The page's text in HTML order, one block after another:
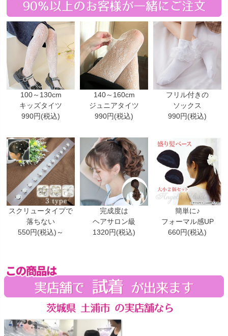
100～130cm
キッズタイツ
990円(税込)
140～160cm
ジュニアタイツ
990円(税込)
フリル付きの
ソックス
990円(税込)
スクリュータイプで
落ちない
550円(税込)～
完成度は
ヘアサロン級
1320円(税込)
簡単に♪
フォーマル感UP
660円(税込)